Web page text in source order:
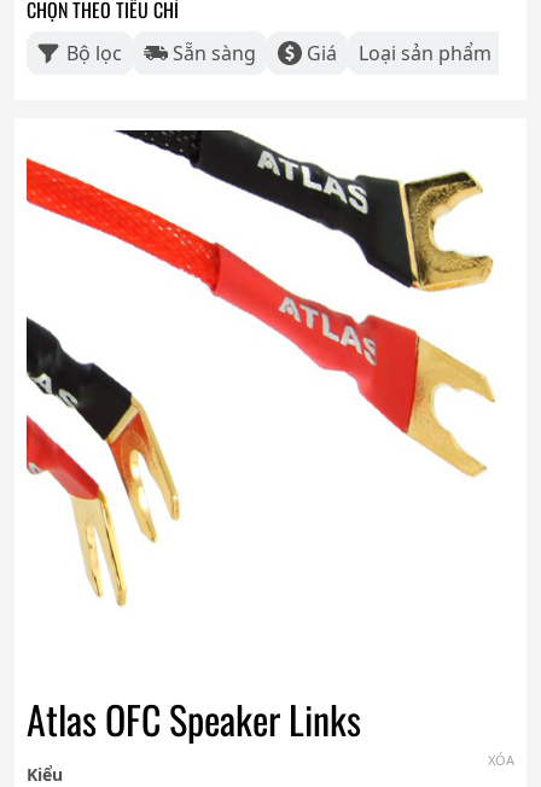
CHỌN THEO TIÊU CHÍ
Bộ lọc Sẵn sàng Giá Loại sản phẩm
Atlas OFC Speaker Links
Kiểu
XÓA